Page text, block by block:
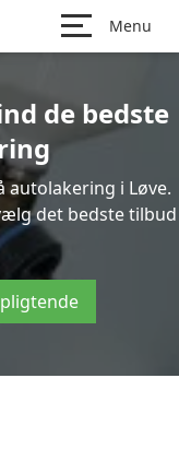
Menu
de bedste
autolakering i Løve.
det bedste tilbud